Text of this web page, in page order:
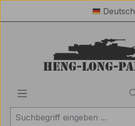
Zum Hauptinhalt springenDeutsch